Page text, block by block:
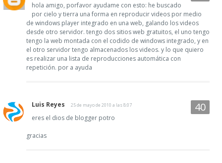
hola amigo, porfavor ayudame con esto: he buscado
por cielo y tierra una forma en reproducir videos por medio
de windows player integrado en una web, galando los videos
desde otro servidor. tengo dos sitios web gratuitos, el uno tengo
tengo la web montada con el codido de windows integrado, y en
el otro servidor tengo almacenados los videos. y lo que quiero
es realizar una lista de reproducciones automática con
repetición. por a ayuda
Luis Reyes 25 de mayo de 2010 a las 8:07
eres el dios de blogger potro
gracias